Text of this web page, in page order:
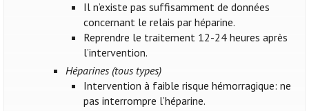
Il n’existe pas suffisamment de données
concernant le relais par héparine.
Reprendre le traitement 12-24 heures après
l’intervention.
Héparines (tous types)
Intervention à faible risque hémorragique: ne
pas interrompre l’héparine.